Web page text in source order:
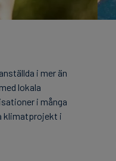
i mer än
lokala
i många
klimatprojekt i